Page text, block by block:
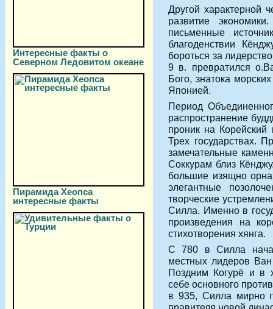
Интересные факты о
Северном Ледовитом океане
Пирамида Хеопса
интересные факты
Другой характерной
развитие
письменные
благоденствии
бороться за
9 в. превратился
Бого, знатока
Японией.
Период
распространение
проник на
Трех государствах.
замечательные
Соккурам близ
большие изящно
элегантные
творческие
Силла. Именно в
произведения на
стихотворения хянга.
С 780 в Силла
местных лидеров Ван
Поздним Когурё и в
себе основного
в 935, Силла мирно